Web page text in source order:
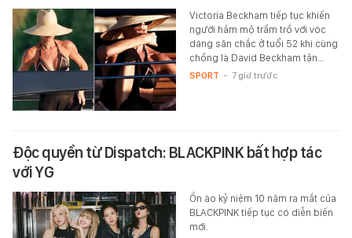
Victoria Beckham tiếp tục khiến
người hâm mộ trầm trồ với vóc
dáng săn chắc ở tuổi 52 khi cùng
chồng là David Beckham tận…
SPORT - 7 giờ trước
Độc quyền từ Dispatch: BLACKPINK bất hợp tác
với YG
Ồn ào kỷ niệm 10 năm ra mắt của
BLACKPINK tiếp tục có diễn biến
mới.